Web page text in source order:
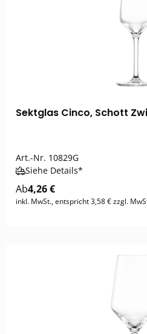
Sektglas Cinco, Schott
Art.-Nr. 10829G
Siehe Details*
Ab4,26 €
inkl. MwSt., entspricht 3,58 € zzgl.